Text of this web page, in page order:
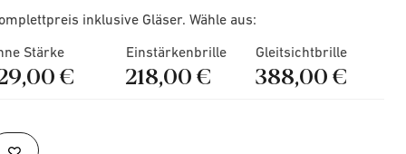
inklusive Gläser. Wähle aus:
Stärke
€
Einstärkenbrille
218,00 €
Gleitsichtbrille
388,00 €